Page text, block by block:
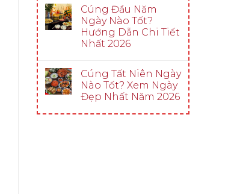
Cúng Đầu Năm
Ngày Nào Tốt?
Hướng Dẫn Chi Tiết
Nhất 2026
Cúng Tất Niên Ngày
Nào Tốt? Xem Ngày
Đẹp Nhất Năm 2026